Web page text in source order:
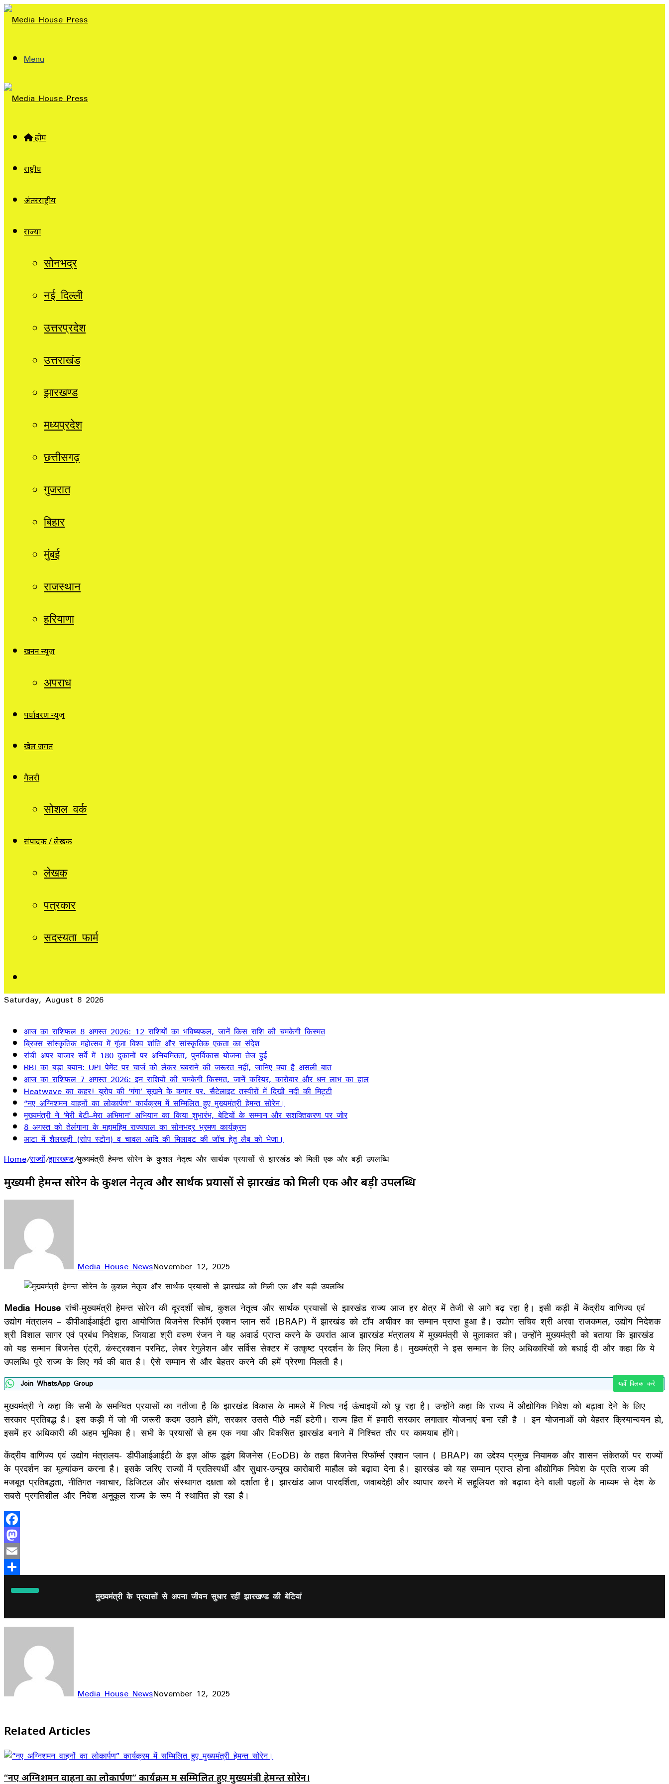
Menu
होम
राष्ट्रीय
अंतरराष्ट्रीय
राज्यों
सोनभद्र
नई दिल्ली
उत्तरप्रदेश
उत्तराखंड
झारखण्ड
मध्यप्रदेश
छत्तीसगढ़
गुजरात
बिहार
मुंबई
राजस्थान
हरियाणा
खनन न्यूज़
अपराध
पर्यावरण न्यूज़
खेल जगत
गैलरी
सोशल वर्क
संपादक / लेखक
लेखक
पत्रकार
सदस्यता फार्म
Saturday, August 8 2026
आज का राशिफल 8 अगस्त 2026: 12 राशियों का भविष्यफल, जानें किस राशि की चमकेगी किस्मत
ब्रिक्स सांस्कृतिक महोत्सव में गूंजा विश्व शांति और सांस्कृतिक एकता का संदेश
रांची अपर बाजार सर्वे में 180 दुकानों पर अनियमितता, पुनर्विकास योजना तेज हुई
RBI का बड़ा बयान: UPI पेमेंट पर चार्ज को लेकर घबराने की जरूरत नहीं, जानिए क्या है असली बात
आज का राशिफल 7 अगस्त 2026: इन राशियों की चमकेगी किस्मत, जानें करियर, कारोबार और धन लाभ का हाल
Heatwave का कहर! यूरोप की ‘गंगा’ सूखने के कगार पर, सैटेलाइट तस्वीरों में दिखी नदी की मिट्टी
“नए अग्निशमन वाहनों का लोकार्पण” कार्यक्रम में सम्मिलित हुए मुख्यमंत्री हेमन्त सोरेन।
मुख्यमंत्री ने ‘मेरी बेटी–मेरा अभिमान’ अभियान का किया शुभारंभ, बेटियों के सम्मान और सशक्तिकरण पर जोर
8 अगस्त को तेलंगाना के महामहिम राज्यपाल का सोनभद्र भ्रमण कार्यक्रम
आटा में शैलखड़ी (राोप स्टोन) व चावल आदि की मिलावट की जॉच हेतु लैब को भेजा।
Home/राज्यों/झारखण्ड/मुख्यमंत्री हेमन्त सोरेन के कुशल नेतृत्व और सार्थक प्रयासों से झारखंड को मिली एक और बड़ी उपलब्धि
मुख्यमंत्री हेमन्त सोरेन के कुशल नेतृत्व और सार्थक प्रयासों से झारखंड को मिली एक और बड़ी उपलब्धि
Media House NewsNovember 12, 2025
Facebook
LinkedIn
WhatsApp
Telegram
Media Houseरांची-मुख्यमंत्री हेमन्त सोरेन की दूरदर्शी सोच, कुशल नेतृत्व और सार्थक प्रयासों से झारखंड राज्य आज हर क्षेत्र में तेजी से आगे बढ़ रहा है। इसी कड़ी में केंद्रीय वाणिज्य एवं
उद्योग मंत्रालय – डीपीआईआईटी द्वारा आयोजित बिजनेस रिफॉर्म एक्शन प्लान सर्वे (BRAP) में झारखंड को टॉप अचीवर का सम्मान प्राप्त हुआ है। उद्योग सचिव श्री अरवा राजकमल, उद्योग निदेशक
श्री विशाल सागर एवं प्रबंध निदेशक, जियाडा श्री वरुण रंजन ने यह अवार्ड प्राप्त करने के उपरांत आज झारखंड मंत्रालय में मुख्यमंत्री से मुलाकात की। उन्होंने मुख्यमंत्री को बताया कि झारखंड
को यह सम्मान बिजनेस एंट्री, कंस्ट्रक्शन परमिट, लेबर रेगुलेशन और सर्विस सेक्टर में उत्कृष्ट प्रदर्शन के लिए मिला है। मुख्यमंत्री ने इस सम्मान के लिए अधिकारियों को बधाई दी और कहा कि ये
उपलब्धि पूरे राज्य के लिए गर्व की बात है। ऐसे सम्मान से और बेहतर करने की हमें प्रेरणा मिलती है।
Join WhatsApp Group यहाँ क्लिक करे
मुख्यमंत्री ने कहा कि सभी के समन्वित प्रयासों का नतीजा है कि झारखंड विकास के मामले में नित्य नई ऊंचाइयों को छू रहा है। उन्होंने कहा कि राज्य में औद्योगिक निवेश को बढ़ावा देने के लिए
सरकार प्रतिबद्ध है। इस कड़ी में जो भी जरूरी कदम उठाने होंगे, सरकार उससे पीछे नहीं हटेगी। राज्य हित में हमारी सरकार लगातार योजनाएं बना रही है । इन योजनाओं को बेहतर क्रियान्वयन हो,
इसमें हर अधिकारी की अहम भूमिका है। सभी के प्रयासों से हम एक नया और विकसित झारखंड बनाने में निश्चित तौर पर कामयाब होंगे।
केंद्रीय वाणिज्य एवं उद्योग मंत्रालय- डीपीआईआईटी के इज़ ऑफ डूइंग बिजनेस (EoDB) के तहत बिजनेस रिफॉर्म्स एक्शन प्लान ( BRAP) का उद्देश्य प्रमुख नियामक और शासन संकेतकों पर राज्यों
के प्रदर्शन का मूल्यांकन करना है। इसके जरिए राज्यों में प्रतिस्पर्धी और सुधार-उन्मुख कारोबारी माहौल को बढ़ावा देना है। झारखंड को यह सम्मान प्राप्त होना औद्योगिक निवेश के प्रति राज्य की
मजबूत प्रतिबद्धता, नीतिगत नवाचार, डिजिटल और संस्थागत दक्षता को दर्शाता है। झारखंड आज पारदर्शिता, जवाबदेही और व्यापार करने में सहूलियत को बढ़ावा देने वाली पहलों के माध्यम से देश के
सबसे प्रगतिशील और निवेश अनुकूल राज्य के रूप में स्थापित हो रहा है।
Facebook
Mastodon
Email
मुख्यमंत्री के प्रयासों से अपना जीवन सुधार रहीं झारखण्ड की बेटियां
Media House NewsNovember 12, 2025
Related Articles
“नए अग्निशमन वाहनों का लोकार्पण” कार्यक्रम में सम्मिलित हुए मुख्यमंत्री हेमन्त सोरेन।